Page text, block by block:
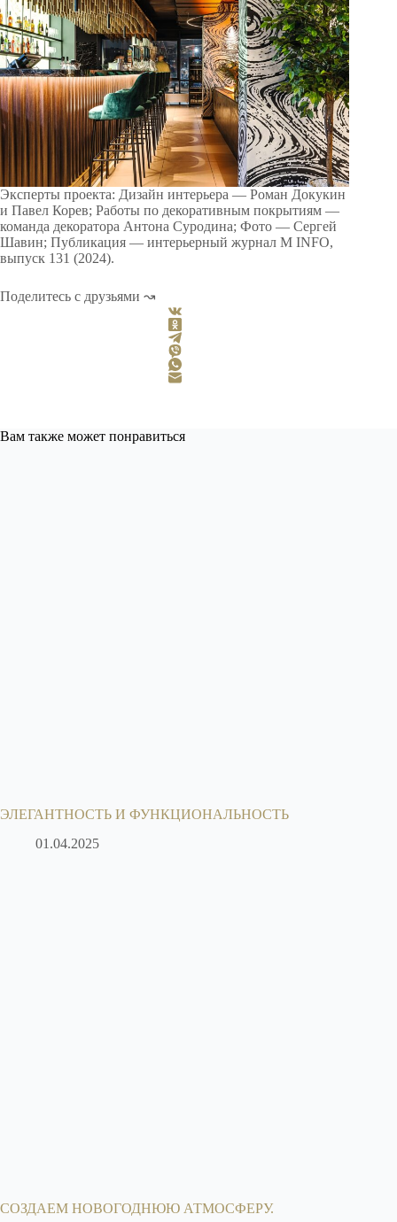
Эксперты проекта: Дизайн интерьера — Роман Докукин
и Павел Корев; Работы по декоративным покрытиям —
команда декоратора Антона Суродина; Фото — Сергей
Шавин; Публикация — интерьерный журнал M INFO,
выпуск 131 (2024).
Поделитесь с друзьями ↝
Вам также может понравиться
ЭЛЕГАНТНОСТЬ И ФУНКЦИОНАЛЬНОСТЬ
01.04.2025
СОЗДАЕМ НОВОГОДНЮЮ АТМОСФЕРУ.